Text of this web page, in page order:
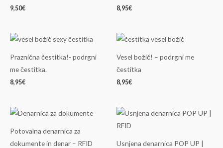
9,50€ 8,95€
Praznična čestitka!- podrgni
me čestitka.
8,95€
Vesel božič! – podrgni me
čestitka
8,95€
Potovalna denarnica za
dokumente in denar – RFID
Izvirna
cena
bila:
29,50€.
Trenutna
cena
26,55€.
Usnjena denarnica POP UP |
Izvirna
cena
78,50€.
Trenutna
cena